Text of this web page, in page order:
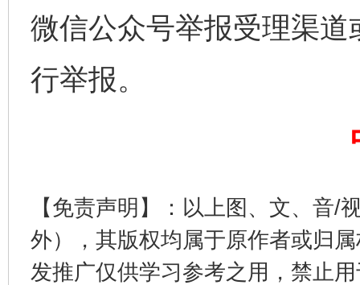
微信公众号举报受理渠
行举报。
【免责声明】：以上图、文、音/
外），其版权均属于原作者或归
发推广仅供学习参考之用，禁止
这是一记警钟！ 谢